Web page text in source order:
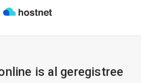
is al geregistree